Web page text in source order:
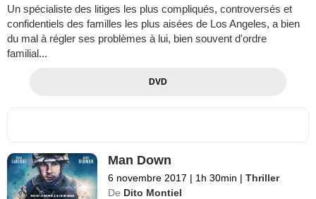
Un spécialiste des litiges les plus compliqués, controversés et
confidentiels des familles les plus aisées de Los Angeles, a bien
du mal à régler ses problèmes à lui, bien souvent d'ordre
familial...
DVD
Man Down
6 novembre 2017 | 1h 30min | Thriller
De Dito Montiel